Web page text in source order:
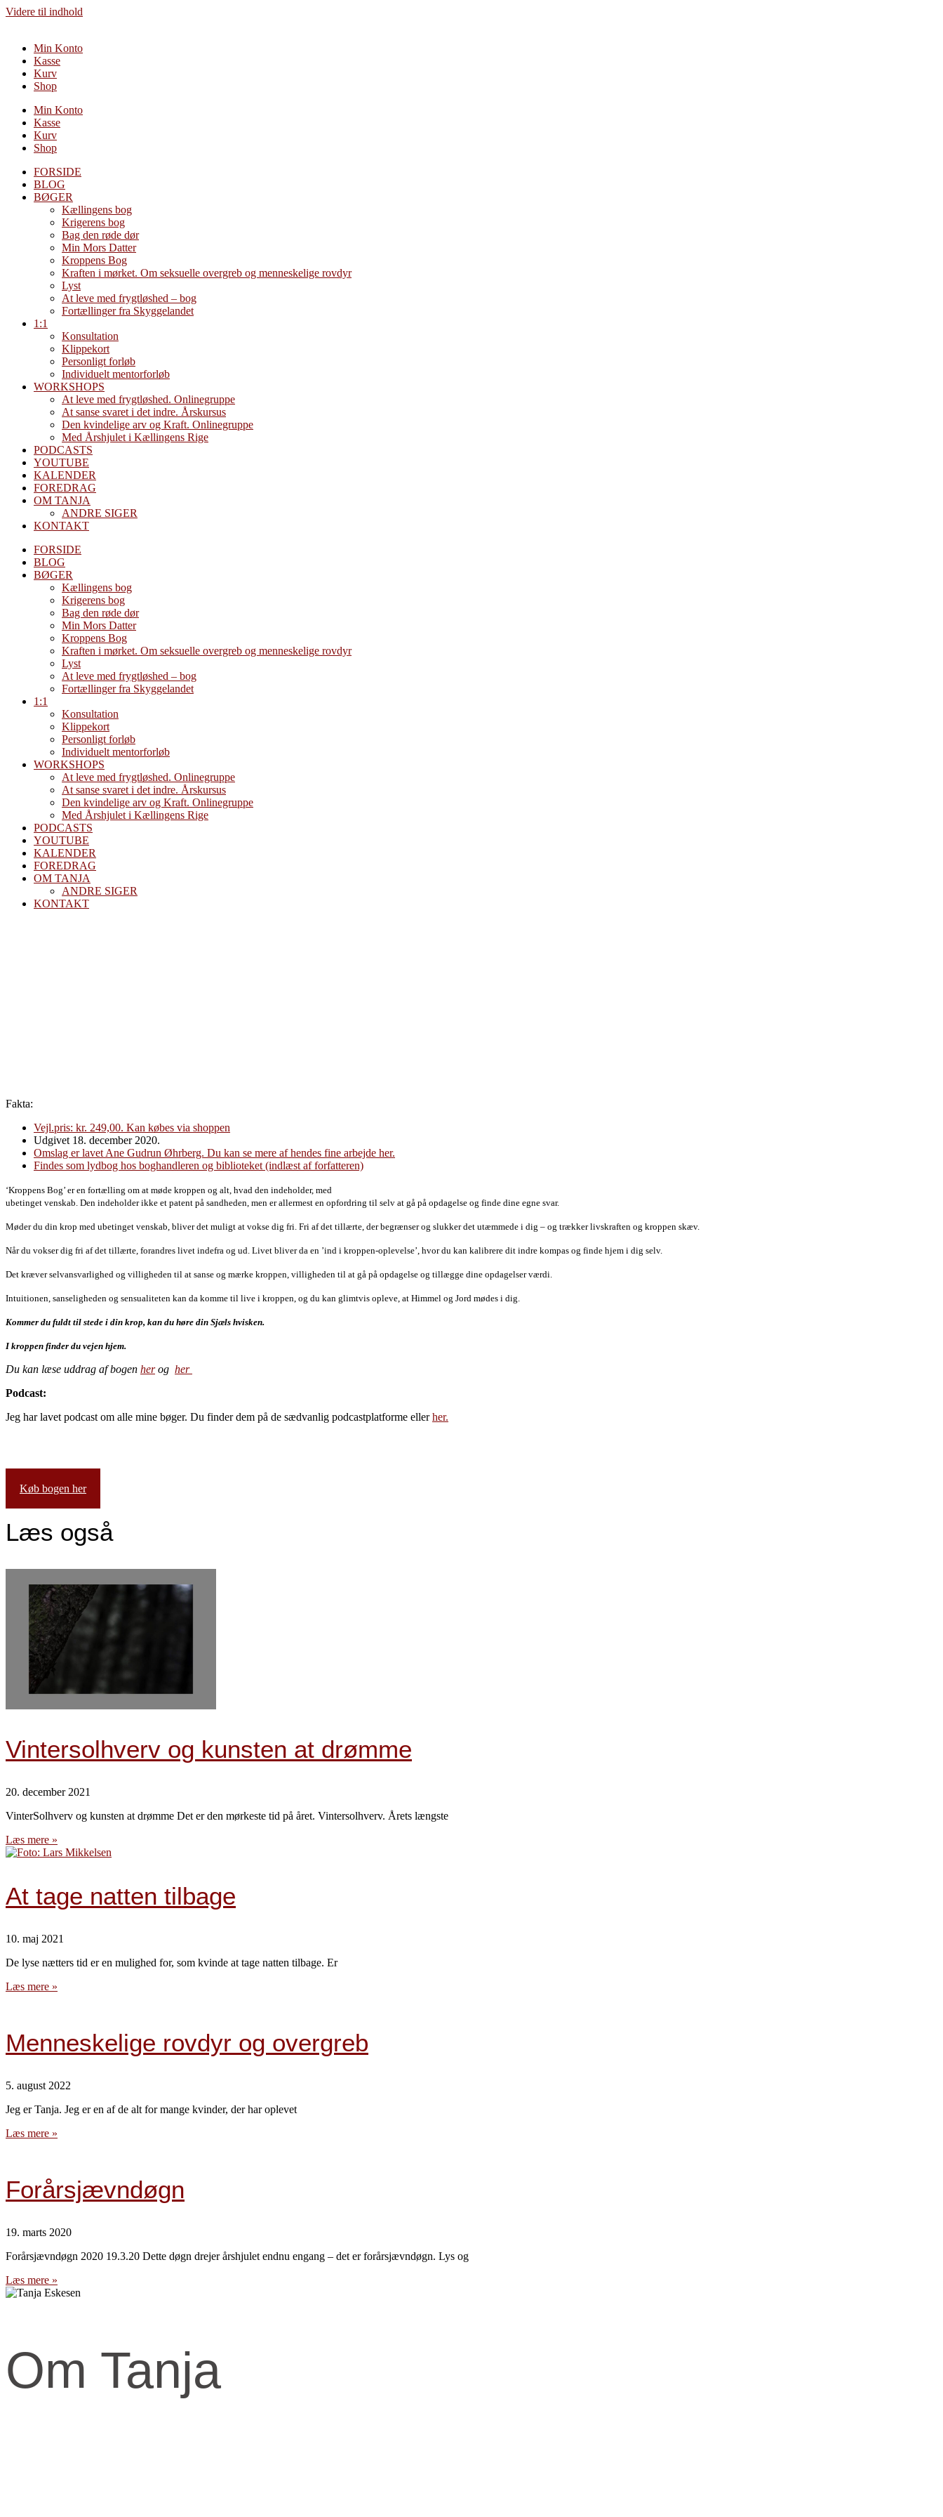
Videre til indhold
Min Konto
Kasse
Kurv
Shop
Min Konto
Kasse
Kurv
Shop
FORSIDE
BLOG
BØGER
Kællingens bog
Krigerens bog
Bag den røde dør
Min Mors Datter
Kroppens Bog
Kraften i mørket. Om seksuelle overgreb og menneskelige rovdyr
Lyst
At leve med frygtløshed – bog
Fortællinger fra Skyggelandet
1:1
Konsultation
Klippekort
Personligt forløb
Individuelt mentorforløb
WORKSHOPS
At leve med frygtløshed. Onlinegruppe
At sanse svaret i det indre. Årskursus
Den kvindelige arv og Kraft. Onlinegruppe
Med Årshjulet i Kællingens Rige
PODCASTS
YOUTUBE
KALENDER
FOREDRAG
OM TANJA
ANDRE SIGER
KONTAKT
FORSIDE
BLOG
BØGER
Kællingens bog
Krigerens bog
Bag den røde dør
Min Mors Datter
Kroppens Bog
Kraften i mørket. Om seksuelle overgreb og menneskelige rovdyr
Lyst
At leve med frygtløshed – bog
Fortællinger fra Skyggelandet
1:1
Konsultation
Klippekort
Personligt forløb
Individuelt mentorforløb
WORKSHOPS
At leve med frygtløshed. Onlinegruppe
At sanse svaret i det indre. Årskursus
Den kvindelige arv og Kraft. Onlinegruppe
Med Årshjulet i Kællingens Rige
PODCASTS
YOUTUBE
KALENDER
FOREDRAG
OM TANJA
ANDRE SIGER
KONTAKT
Fakta:
Vejl.pris: kr. 249,00. Kan købes via shoppen
Udgivet 18. december 2020.
Omslag er lavet Ane Gudrun Øhrberg. Du kan se mere af hendes fine arbejde her.
Findes som lydbog hos boghandleren og biblioteket (indlæst af forfatteren)
‘Kroppens Bog’ er en fortælling om at møde kroppen og alt, hvad den indeholder, med
ubetinget venskab. Den indeholder ikke et patent på sandheden, men er allermest en opfordring til selv at gå på opdagelse og finde dine egne svar.
Møderdu din krop med ubetinget venskab, bliver det muligt at vokse dig fri. Fri afdet tillærte, der begrænser og slukker det utæmmede i dig – og trækkerlivskraften og kroppen skæv.
Når du vokser dig fri af det tillærte, forandres livet indefra og ud. Livet bliver da en ’ind i kroppen-oplevelse’, hvor du kan kalibrere dit indre kompas og finde hjem i dig selv.
Det kræver selvansvarlighed og villigheden til at sanse og mærke kroppen, villigheden til at gå på opdagelse og tillægge dine opdagelser værdi.
Intuitionen, sanseligheden og sensualiteten kan da komme til live i kroppen, og du kan glimtvis opleve, at Himmel og Jord mødes i dig.
Kommer du fuldt til stede i din krop, kan du høre din Sjæls hvisken.
I kroppen finder du vejen hjem.
Du kan læse uddrag af bogen herog her
Podcast:
Jeg har lavet podcast om alle mine bøger. Du finder dem på de sædvanlig podcastplatforme ellerher.
Køb bogen her
Læs også
Vintersolhverv og kunsten at drømme
20. december 2021
VinterSolhverv og kunsten at drømme Det er den mørkeste tid på året. Vintersolhverv. Årets længste
Læs mere »
At tage natten tilbage
10. maj 2021
De lyse nætters tid er en mulighed for, som kvinde at tage natten tilbage. Er
Læs mere »
Menneskelige rovdyr og overgreb
5. august 2022
Jeg er Tanja. Jeg er en af de alt for mange kvinder, der har oplevet
Læs mere »
Forårsjævndøgn
19. marts 2020
Forårsjævndøgn 2020 19.3.20 Dette døgn drejer årshjulet endnu engang – det er forårsjævndøgn. Lys og
Læs mere »
Om Tanja